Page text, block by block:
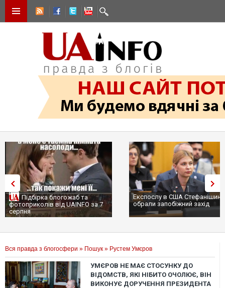
Підбірка блогожаб та
фотоприколів від UAINFO за 7
серпня
Експослу в США
обрали запобіжний захід
Вся правда з блогосфери » Пошук » Рустем Умєров
УМЄРОВ НЕ МАЄ СТОСУНКУ ДО
ВІДОМСТВ, ЯКІ НІБИТО ОЧОЛЮЄ, ВІН
ВИКОНУЄ ДОРУЧЕННЯ ПРЕЗИДЕНТА